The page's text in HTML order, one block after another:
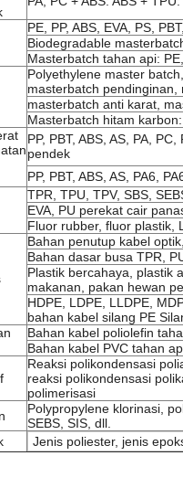
PE, PP, ABS, EVA, PS,
Biodegradable
Masterbatch tahan api:
Polyethylene master
masterbatch
masterbatch anti karat,
Masterbatch hitam
PP, PBT, ABS, AS, PA,
pendek
PP, PBT, ABS, AS, PA6,
TPR, TPU, TPV, SBS,
EVA, PU perekat cair
Fluor rubber, fluor plastik,
Bahan penutup kabel
Bahan dasar busa TPR,
Plastik bercahaya, plastik
makanan, pakan hewan
HDPE, LDPE, LLDPE,
bahan kabel silang PE
Bahan kabel poliolefin
Bahan kabel PVC tahan
Reaksi polikondensasi
reaksi polikondensasi
polimerisasi
Polypropylene klorinasi,
SEBS, SIS, dll.
Jenis poliester, jenis